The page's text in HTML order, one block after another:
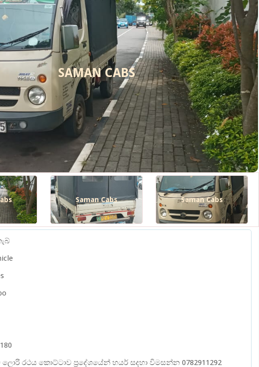
SAMAN CABS
Saman Cabs Saman Cabs
ලොරි රථය කොට්ටාව ප්‍රදේශයේන් හයර් සදහා විමසන්න 0782911292